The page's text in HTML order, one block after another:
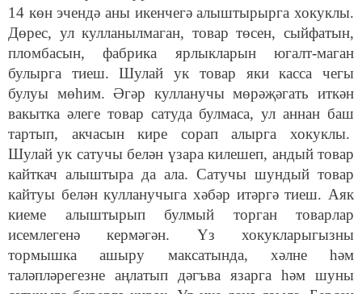
14 көн эчендә аны икенчегә алыштырырга хокуклы.
Дөрес, ул кулланылмаган, товар төсен, сыйфатын,
пломбасын, фабрика ярлыкларын югалт-маган
булырга тиеш. Шулай ук товар яки касса чегы
булуы мөһим. Әгәр кулланучы мөрәҗәгать иткән
вакытка әлеге товар сатуда булмаса, ул аннан баш
тартып, акчасын кире сорап алырга хокуклы.
Шулай ук сатучы белән үзара килешеп, андый товар
кайткач алыштыра да ала. Сатучы шундый товар
кайтуы белән кулланучыга хәбәр итәргә тиеш. Аяк
киеме алыштырып булмый торган товарлар
исемлегенә кермәгән. Үз хокукларыгызны
тормышка ашыру максатында, хәлне һәм
таләпләрегезне аңлатып дәгъва язарга һәм шуны